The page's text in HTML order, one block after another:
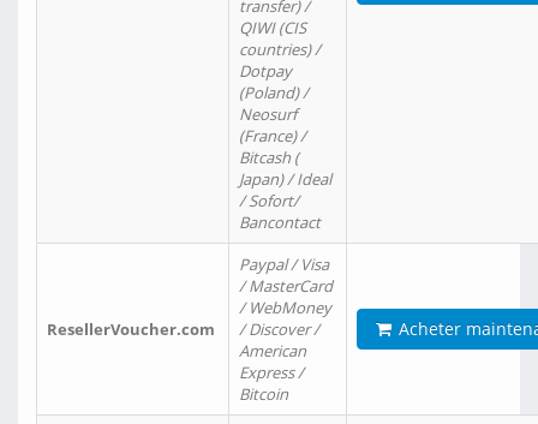
transfer) /
QIWI (CIS
countries) /
Dotpay
(Poland) /
Neosurf
(France) /
Bitcash (
Japan) / Ideal
/ Sofort/
Bancontact
ResellerVoucher.com
Paypal / Visa
/ MasterCard
/ WebMoney
/ Discover /
American
Express /
Bitcoin
Acheter